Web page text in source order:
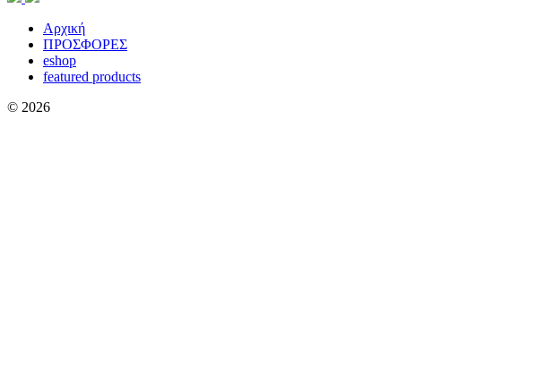
Αρχική
ΠΡΟΣΦΟΡΕΣ
eshop
featured products
© 2026